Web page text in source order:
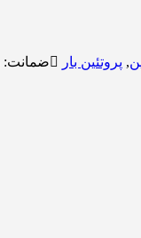
, پروتئین بار ضمانت: